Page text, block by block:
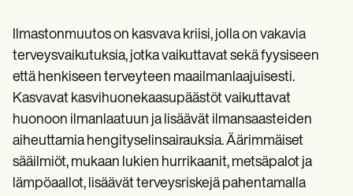
Hoitosuunnitelman malli
Social Work Treatment Plans
DAR Note Template
Patient Visit Summary Template
Demos
Training Hub
Webinars
Switch to Carepatron
Become a Partner
Ilmastonmuutos on kasvava kriisi, jolla on vakavia
terveysvaikutuksia, jotka vaikuttavat sekä fyysiseen
että henkiseen terveyteen maailmanlaajuisesti.
Kasvavat kasvihuonekaasupäästöt vaikuttavat
huonoon ilmanlaatuun ja lisäävät ilmansaasteiden
aiheuttamia hengityselinsairauksia. Äärimmäiset
sääilmiöt, mukaan lukien hurrikaanit, metsäpalot ja
lämpöaallot, lisäävät terveysriskejä pahentamalla